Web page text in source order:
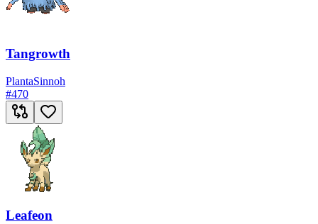
Tangrowth
PlantaSinnoh
#470
Leafeon